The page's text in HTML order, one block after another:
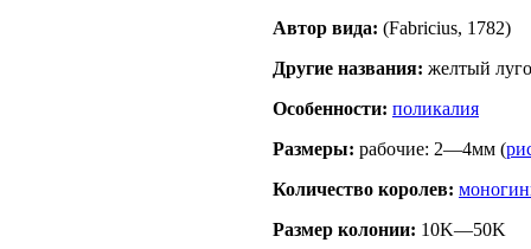
Автор вида: (Fabricius, 1782)
Другие названия: желтый
Особенности: поликалия
Размеры: рабочие: 2—4мм (
Количество королев:
Размер кoлонии: 10K—50K